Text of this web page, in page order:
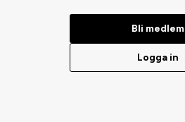
Bli medlem
Logga in